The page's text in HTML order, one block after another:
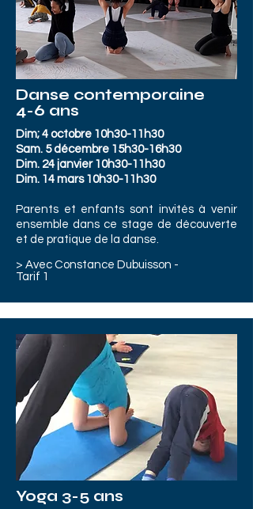
Danse contemporaine
4-6 ans
Dim; 4 octobre 10h30-11h30
Sam. 5 décembre 15h30-16h30
Dim. 24 janvier 10h30-11h30
Dim. 14 mars 10h30-11h30
Parents et enfants sont invités à venir
ensemble dans ce stage de découverte
et de pratique de la danse.
> Avec Constance Dubuisson -
Tarif 1
Yoga 3-5 ans